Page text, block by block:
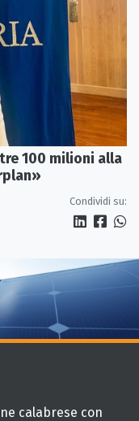
100 milioni alla
Condividi su:
calabrese con